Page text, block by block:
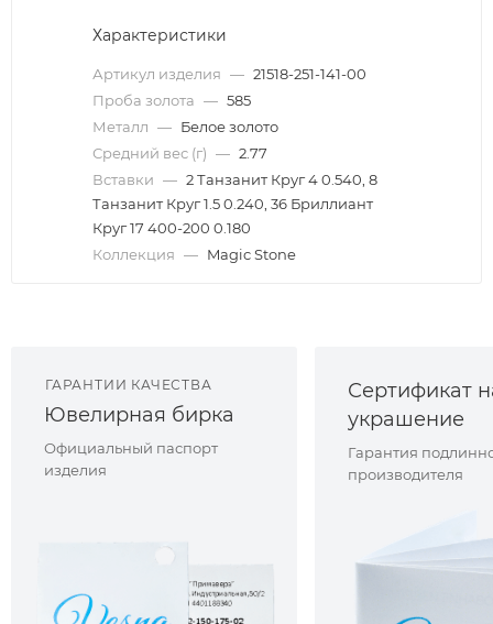
Характеристики
Артикул изделия — 21518-251-141-00
Проба золота — 585
Металл — Белое золото
Средний вес (г) — 2.77
Вставки — 2 Танзанит Круг 4 0.540, 8
Танзанит Круг 1.5 0.240, 36 Бриллиант
Круг 17 400-200 0.180
Коллекция — Magic Stone
ГАРАНТИИ КАЧЕСТВА
Ювелирная бирка
Официальный паспорт
изделия
Сертификат
украшение
Гарантия
производителя